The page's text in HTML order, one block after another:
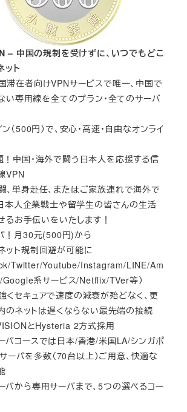
– 中国の規制を受けずに、いつでもどこ
ット
滞在者向けVPNサービスで唯一、中国で
い専用線を全てのプラン・全てのサーバ
ン（500円）で、安心・高速・自由なオンライ
！中国・海外で闘う日本人を応援する信
VPN
、単身赴任、またはご家族連れで海外で
本人企業戦士や留学生の皆さんの生活
るお手伝いをいたします！
！月30元(500円)から
ット規制回避が可能に
Twitter/Youtube/Instagram/LINE/Am
系サービス/Netflix/TVer等）
くセキュアで速度の減衰が殆どなく、更
のネットは遅くならない最先端の接続
とHysteria 2方式採用
バコースでは日本/香港/米国LA/シンガポ
ーバを多数（70台以上）ご用意、快適な
バから専用サーバまで、5つの選べるコー